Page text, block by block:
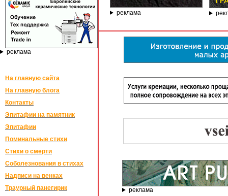
реклама
На главную сайта
На главную блога
Контакты
Эпитафии на памятник
Эпитафии
Поминальные стихи
Стихи о смерти
Соболезнования в стихах
Надписи на венках
Траурный панегирик
реклама
реклама